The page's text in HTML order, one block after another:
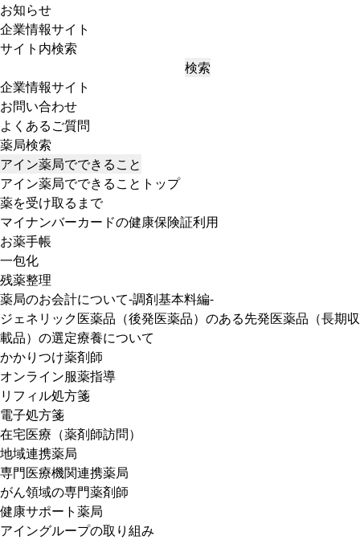
お知らせ
企業情報サイト
サイト内検索
検索
企業情報サイト
お問い合わせ
よくあるご質問
薬局検索
アイン薬局でできること
アイン薬局でできることトップ
薬を受け取るまで
マイナンバーカードの健康保険証利用
お薬手帳
一包化
残薬整理
薬局のお会計について-調剤基本料編-
ジェネリック医薬品（後発医薬品）のある先発医薬品（長期収
載品）の選定療養について
かかりつけ薬剤師
オンライン服薬指導
リフィル処方箋
電子処方箋
在宅医療（薬剤師訪問）
地域連携薬局
専門医療機関連携薬局
がん領域の専門薬剤師
健康サポート薬局
アイングループの取り組み